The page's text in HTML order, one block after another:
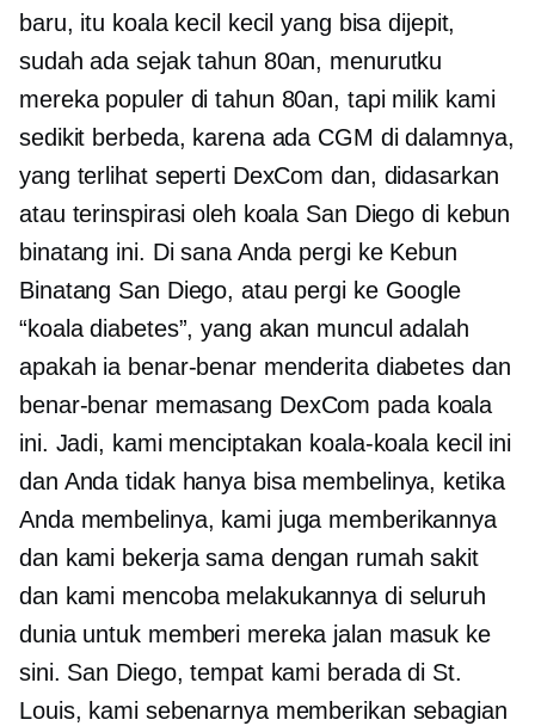
baru, itu koala kecil kecil yang bisa dijepit,
sudah ada sejak tahun 80an, menurutku
mereka populer di tahun 80an, tapi milik kami
sedikit berbeda, karena ada CGM di dalamnya,
yang terlihat seperti DexCom dan, didasarkan
atau terinspirasi oleh koala San Diego di kebun
binatang ini. Di sana Anda pergi ke Kebun
Binatang San Diego, atau pergi ke Google
“koala diabetes”, yang akan muncul adalah
apakah ia benar-benar menderita diabetes dan
benar-benar memasang DexCom pada koala
ini. Jadi, kami menciptakan koala-koala kecil ini
dan Anda tidak hanya bisa membelinya, ketika
Anda membelinya, kami juga memberikannya
dan kami bekerja sama dengan rumah sakit
dan kami mencoba melakukannya di seluruh
dunia untuk memberi mereka jalan masuk ke
sini. San Diego, tempat kami berada di St.
Louis, kami sebenarnya memberikan sebagian